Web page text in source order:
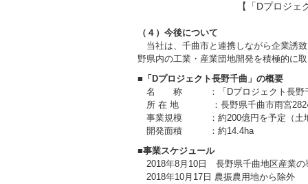
【「Dプロジ
（４）今後について
当社は、千曲市と連携しながら企業誘
野県内の工業・産業団地開発を積極的に
■「 Dプロジェクト長野千曲 」の概要
名 称 ：「Dプロジェクト長野
所 在 地 ：長野県千曲市雨宮2824
事業規模 ：約200億円を予定（土
開発面積 ：約14.4ha
■事業スケジュール
2018年8月10日
長野県千曲地区産業
2018年10月17日 農振農用地から除外